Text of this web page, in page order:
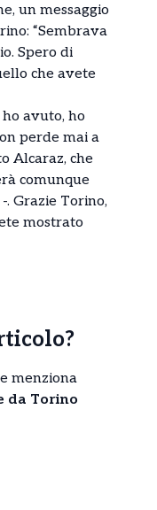
un messaggio
“Sembrava
Spero di
che avete
avuto, ho
perde mai a
Alcaraz, che
comunque
. Grazie Torino,
mostrato
menziona
da Torino